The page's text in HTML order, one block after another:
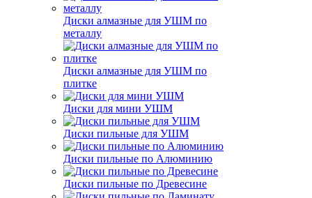
Диски алмазные для УШМ по
металлу
Диски алмазные для УШМ по
плитке
Диски для мини УШМ
Диски пильные для УШМ
Диски пильные по Алюминию
Диски пильные по Древесине